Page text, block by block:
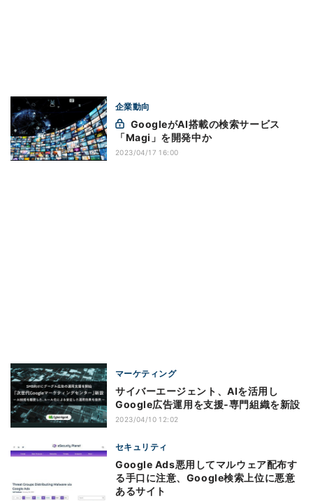
企業動向
「Magi」を開発中か
2023/04/17 16:00
マーケティング
サイバーエージェント、AIを活用し
Google広告運用を支援‐専門組織を新設
2023/04/10 12:02
セキュリティ
Google Ads悪用してマルウェア配布す
る手口に注意、Google検索上位に悪意
あるサイト